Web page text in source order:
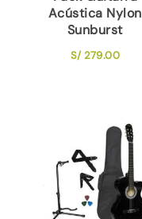
Acústica Nylon
Sunburst
S/279.00